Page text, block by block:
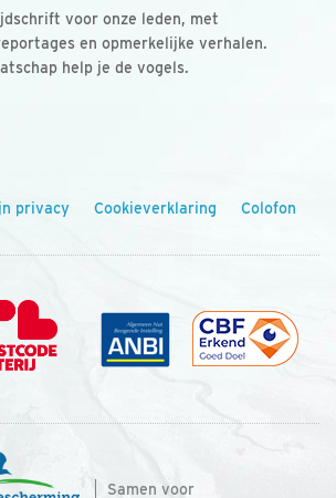
voor onze leden, met
en opmerkelijke verhalen.
help je de vogels.
privacy Cookieverklaring Colofon
Samen voor